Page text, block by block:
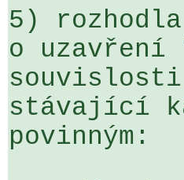
5) rozhodla
o
stávající
povinným: